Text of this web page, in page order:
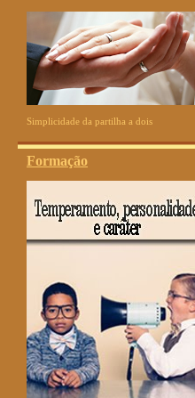
Simplicidade da partilha a dois
Formação